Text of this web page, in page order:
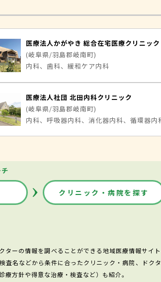
医療法人かがやき 総合在宅医療クリニック
(岐阜県/羽島郡岐南町)
内科、歯科、緩和ケア内科
医療法人社団 北田内科クリニック
(岐阜県/羽島郡岐南町)
クリニック・病院を探す
ーの情報を調べることができる地域医療情報サイト
名などから条件に合ったクリニック・病院、ドクタ
方針や得意な治療・検査など）も紹介。